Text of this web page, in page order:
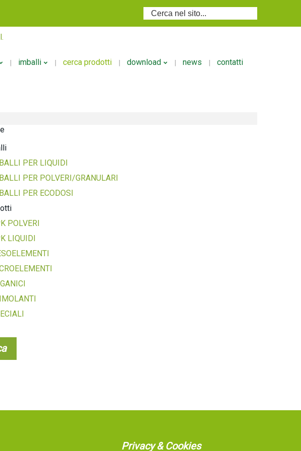
Cerca...
Polveri
imballi cerca prodotti download news contatti
PER LIQUIDI
PER POLVERI/GRANULARI
PER ECODOSI
POLVERI
LIQUIDI
Privacy & Cookies